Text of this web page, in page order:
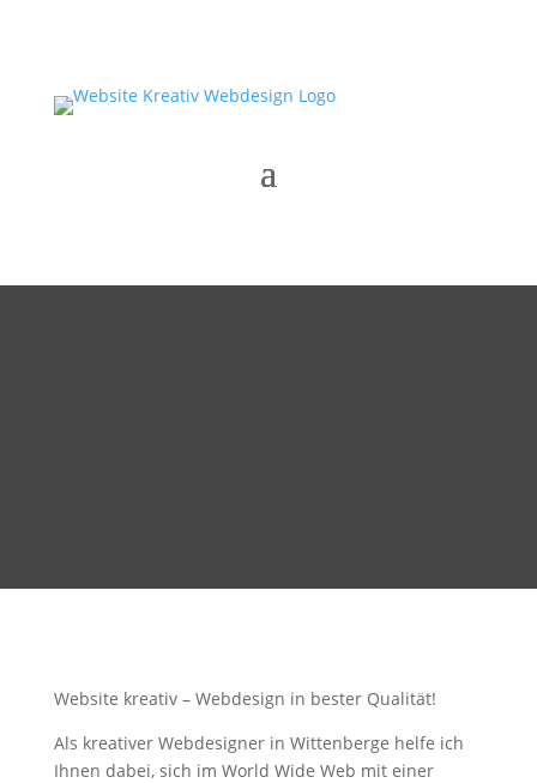
Website kreativ – Webdesign in bester Qualität!
Als kreativer Webdesigner in Wittenberge helfe ich
Ihnen dabei, sich im World Wide Web mit einer